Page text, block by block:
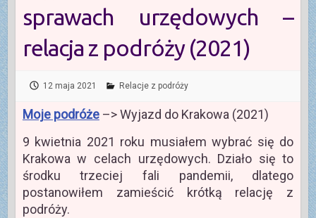
n
t
sprawach urzędowych –
relacja z podróży (2021)
12 maja 2021 Relacje z podróży
Moje podróże –> Wyjazd do Krakowa (2021)
9 kwietnia 2021 roku musiałem wybrać się do
Krakowa w celach urzędowych. Działo się to
środku trzeciej fali pandemii, dlatego
postanowiłem zamieścić krótką relację z
podróży.